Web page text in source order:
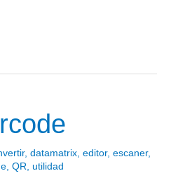
, datamatrix editor, escaner,
QR utilidad